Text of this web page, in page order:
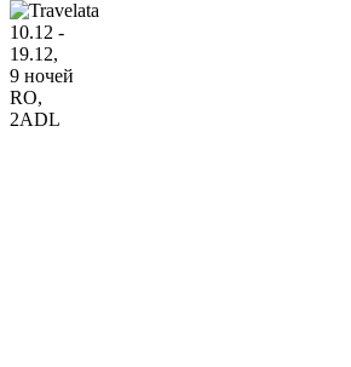
10.12 -
19.12,
9 ночей
RO,
2ADL